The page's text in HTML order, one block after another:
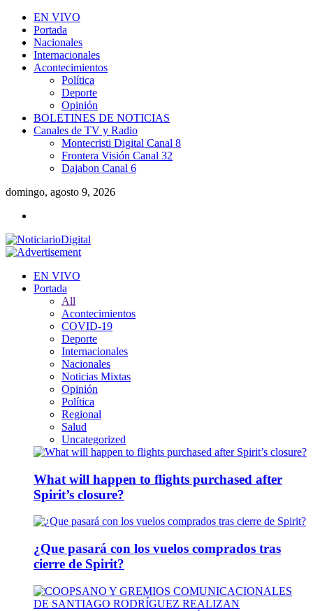
EN VIVO
Portada
Nacionales
Internacionales
Acontecimientos
Política
Deporte
Opinión
BOLETINES DE NOTICIAS
Canales de TV y Radio
Montecristi Digital Canal 8
Frontera Visión Canal 32
Dajabon Canal 6
domingo, agosto 9, 2026
EN VIVO
Portada
All
Acontecimientos
COVID-19
Deporte
Internacionales
Nacionales
Noticias Mixtas
Opinión
Política
Regional
Salud
Uncategorized
What will happen to flights purchased after
Spirit’s closure?
¿Que pasará con los vuelos comprados tras
cierre de Spirit?